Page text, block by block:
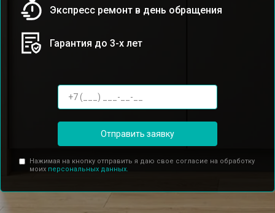
Экспресс ремонт в день обращения
Гарантия до 3-х лет
Отправить заявку
Нажимая на кнопку отправить я даю свое согласие на обработку
моих персональных данных.